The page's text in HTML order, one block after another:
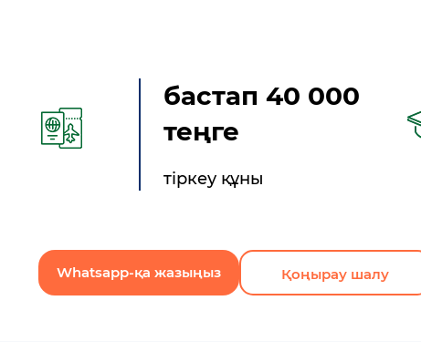
бастап 40 000
теңге
тіркеу құны
Whatsapp-қа жазыңыз Қоңырау шалу